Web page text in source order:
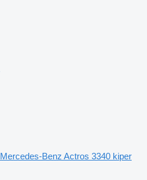
Mercedes-Benz Actros 3340 kiper